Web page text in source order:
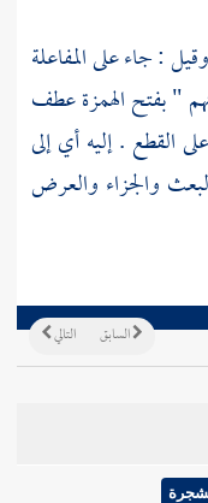
: جاء على المفاعلة
" بفتح الهمزة عطف
القطع . إليه أي إلى
والجزاء والعرض
التالي السابق